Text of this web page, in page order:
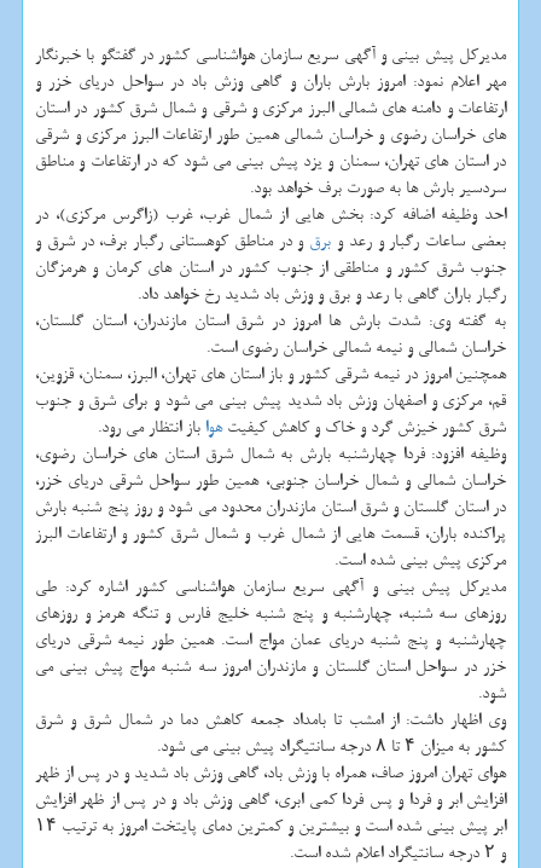
مدیركل پیش بینی و آگهی سریع سازمان هواشناسی كشور در گفتگو با خبرنگار
مهر اعلام نمود: امروز بارش باران و گاهی وزش باد در سواحل دریای خزر و
ارتفاعات و دامنه های شمالی البرز مركزی و شرقی و شمال شرق كشور در استان
های خراسان رضوی و خراسان شمالی همین طور ارتفاعات البرز مركزی و شرقی
در استان های تهران، سمنان و یزد پیش بینی می شود كه در ارتفاعات و مناطق
سردسیر بارش ها به صورت برف خواهد بود.
احد وظیفه اضافه كرد: بخش هایی از شمال غرب، غرب (زاگرس مركزی)، در
بعضی ساعات رگبار و رعد و برق و در مناطق كوهستانی رگبار برف، در شرق و
جنوب شرق كشور و مناطقی از جنوب كشور در استان های كرمان و هرمزگان
رگبار باران گاهی با رعد و برق و وزش باد شدید رخ خواهد داد.
به گفته وی: شدت بارش ها امروز در شرق استان مازندران، استان گلستان،
خراسان شمالی و نیمه شمالی خراسان رضوی است.
همچنین امروز در نیمه شرقی كشور و باز استان های تهران، البرز، سمنان، قزوین،
قم، مركزی و اصفهان وزش باد شدید پیش بینی می شود و برای شرق و جنوب
شرق كشور خیزش گرد و خاك و كاهش كیفیتهوا باز انتظار می رود.
وظیفه افزود: فردا چهارشنبه بارش به شمال شرق استان های خراسان رضوی،
خراسان شمالی و شمال خراسان جنوبی، همین طور سواحل شرقی دریای خزر،
در استان گلستان و شرق استان مازندران محدود می شود و روز پنج شنبه بارش
پراكنده باران، قسمت هایی از شمال غرب و شمال شرق كشور و ارتفاعات البرز
مركزی پیش بینی شده است.
مدیركل پیش بینی و آگهی سریع سازمان هواشناسی كشور اشاره كرد: طی
روزهای سه شنبه، چهارشنبه و پنج شنبه خلیج فارس و تنگه هرمز و روزهای
چهارشنبه و پنج شنبه دریای عمان مواج است. همین طور نیمه شرقی دریای
خزر در سواحل استان گلستان و مازندران امروز سه شنبه مواج پیش بینی می
شود.
وی اظهار داشت: از امشب تا بامداد جمعه كاهش دما در شمال شرق و شرق
كشور به میزان ۴ تا ۸ درجه سانتیگراد پیش بینی می شود.
هوای تهران امروز صاف، همراه با وزش باد، گاهی وزش باد شدید و در پس از ظهر
افزایش ابر و فردا و پس فردا كمی ابری، گاهی وزش باد و در پس از ظهر افزایش
ابر پیش بینی شده است و بیشترین و كمترین دمای پایتخت امروز به ترتیب ۱۴
و ۲ درجه سانتیگراد اعلام شده است.